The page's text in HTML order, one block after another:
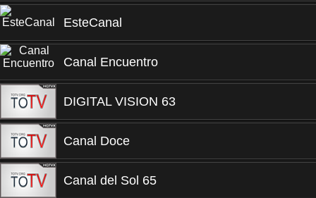
EsteCanal
Canal Encuentro
DIGITAL VISION 63
Canal Doce
Canal del Sol 65